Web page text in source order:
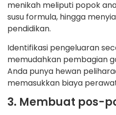
menikah meliputi popok
susu formula, hingga
pendidikan.
Identifikasi pengeluaran
memudahkan pembagian
Anda punya hewan
memasukkan biaya
3. Membuat pos-